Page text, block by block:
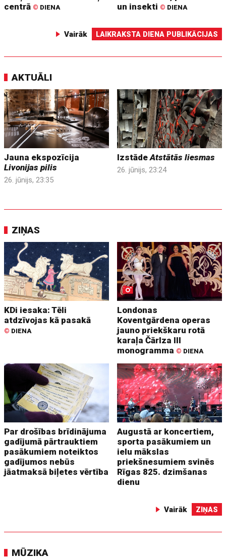
centrā © DIENA
un insekti © DIENA
Vairāk LAIKRAKSTA DIENA PUBLIKĀCIJAS
AKTUĀLI
Jauna ekspozīcija
Livonijas pilis
26. jūnijs, 23:35
IzstādeAtstātās liesmas
26. jūnijs, 23:24
ZIŅAS
KDi iesaka: Tēli
atdzīvojas kā pasakā
© DIENA
Londonas
Koventgārdena operas
jauno priekškaru rotā
karaļa Čārlza III
monogramma © DIENA
Par drošības brīdinājuma
gadījumā pārtrauktiem
pasākumiem noteiktos
gadījumos nebūs
jāatmaksā biļetes vērtība
Augustā ar koncertiem,
sporta pasākumiem un
ielu mākslas
priekšnesumiem svinēs
Rīgas 825. dzimšanas
dienu
Vairāk ZIŅAS
MŪZIKA